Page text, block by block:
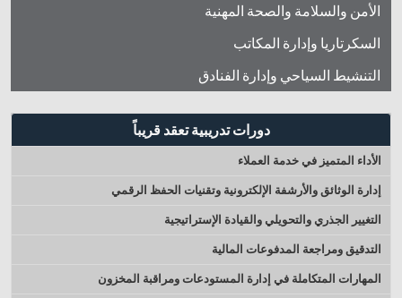
الأمن والسلامة والصحة المهنية
السكرتاريا وإدارة المكاتب
التنشيط السياحي وإدارة الفنادق
دورات تدريبية تعقد قريباً
الأداء المتميز في خدمة العملاء
إدارة الوثائق والأرشفة الإلكترونية وتقنيات الحفظ الرقمي
التغيير الجذري والتحويلي والقيادة الإستراتيجية
التدقيق ومراجعة المدفوعات المالية
المهارات المتكاملة في إدارة المستودعات ومراقبة المخزون